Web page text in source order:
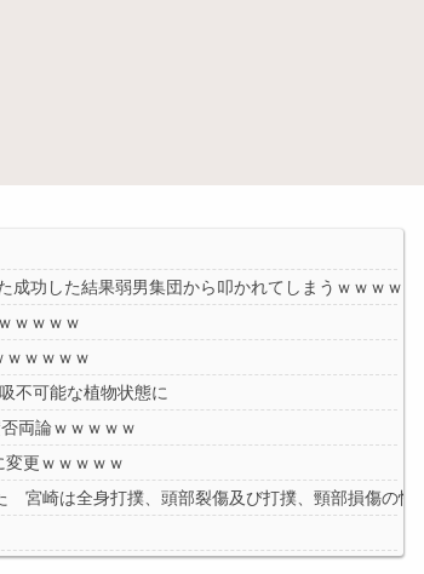
功した結果弱男集団から叩かれてしまうｗｗｗｗ
ｗｗｗｗ
ｗｗｗｗｗ
不可能な植物状態に
両論ｗｗｗｗｗ
変更ｗｗｗｗｗ
宮崎は全身打撲、頭部裂傷及び打撲、頸部損傷の怪我